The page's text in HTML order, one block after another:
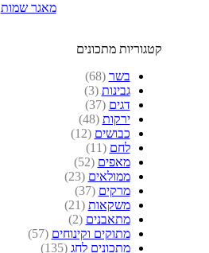
מאגר שמות
קטגוריות מתכונים
בשר (68)
גבינות (3)
דגים (37)
ירקות (48)
כבושים (12)
לחם (11)
מאפים (52)
ממולאים (23)
מרקים (37)
משקאות (21)
מתאבנים (2)
מתוקים וקינוחים (57)
מתכונים לחג (135)